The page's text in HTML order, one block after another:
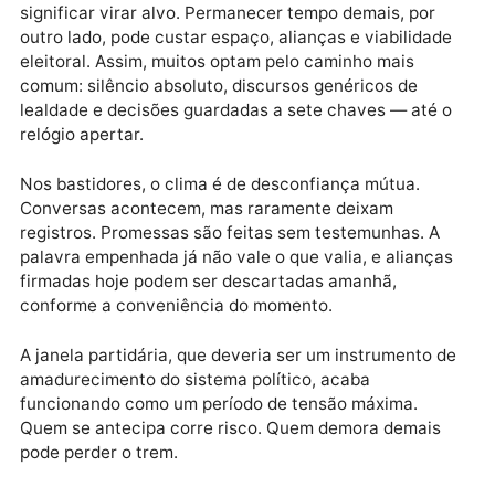
e, em alguns casos, perseguições veladas dentro
estruturas de poder.
O resultado é um jogo de xadrez jogado no escuro.
Parlamentares sabem que mudar cedo demais pode
significar virar alvo. Permanecer tempo demais, por
outro lado, pode custar espaço, alianças e
eleitoral. Assim, muitos optam pelo caminho mais
comum: silêncio absoluto, discursos genéricos de
lealdade e decisões guardadas a sete chaves — até
relógio apertar.
Nos bastidores, o clima é de desconfiança mútua.
Conversas acontecem, mas raramente deixam
registros. Promessas são feitas sem testemunhas. A
palavra empenhada já não vale o que valia, e